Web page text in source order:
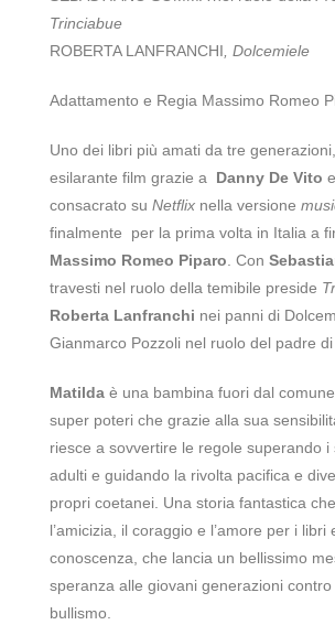
Trinciabue
ROBERTA LANFRANCHI , Dolcemiele
Adattamento e Regia Massimo Romeo
Uno dei libri più amati da tre
esilarante film grazie a Danny De Vito
consacrato su Netflix nella versione
finalmente per la prima volta in Italia a
Massimo Romeo Piparo . Con
travesti nel ruolo della temibile preside
Roberta Lanfranchi nei panni di
Gianmarco Pozzoli nel ruolo del padre di
Matilda è una bambina fuori dal
super poteri che grazie alla sua
riesce a sovvertire le regole superando i
adulti e guidando la rivolta pacifica e
propri coetanei. Una storia fantastica
l’amicizia, il coraggio e l’amore per i libri
conoscenza, che lancia un bellissimo
speranza alle giovani generazioni contro
bullismo.